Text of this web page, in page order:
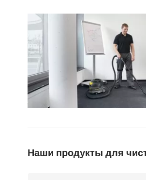
Наши продукты для